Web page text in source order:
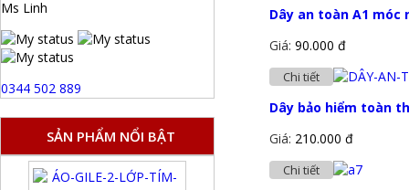
Dây an toàn A1 móc
Giá: 90.000 đ
Chi tiết
Dây bảo hiểm toàn
Giá: 210.000 đ
Chi tiết
Ms Linh
0344 502 889
SẢN PHẨM NỔI BẬT